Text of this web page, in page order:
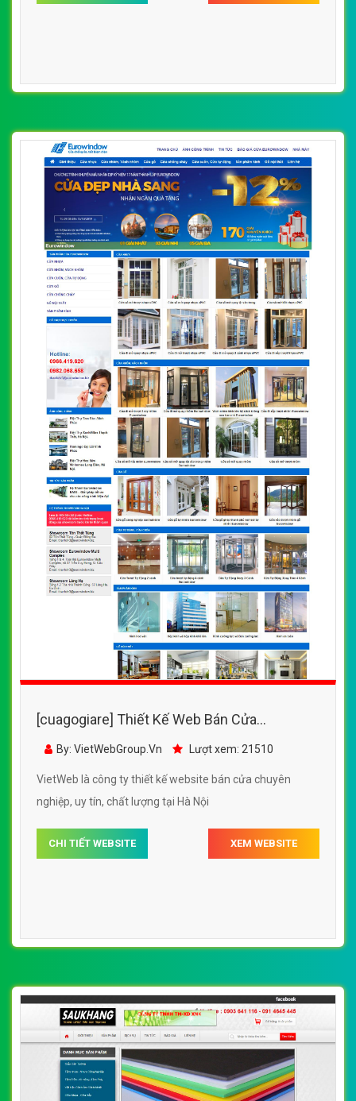
[cuagogiare] Thiết Kế Web Bán Cửa
WindowPromth đẹp, chuyên nghiệp chuẩn
By: VietWebGroup.Vn Lượt xem: 21510
VietWeb là công ty thiết kế website bán cửa chuyên
nghiệp, uy tín, chất lượng tại Hà Nội
CHI TIẾT WEBSITE XEM WEBSITE